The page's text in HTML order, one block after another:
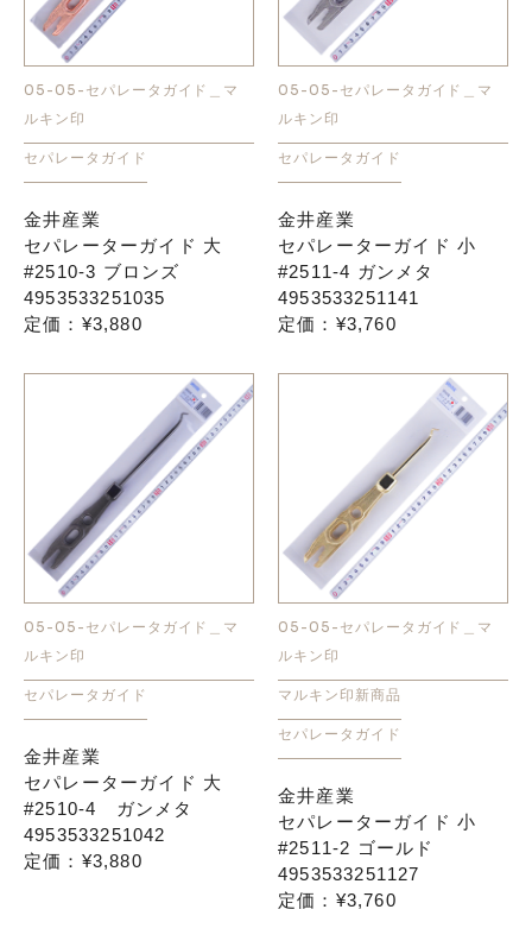
05-05-セパレータガイド＿マ
ルキン印
セパレータガイド
金井産業
セパレーターガイド 大
#2510-3 ブロンズ
4953533251035
定価：¥3,880
05-05-セパレータガイド＿マ
ルキン印
セパレータガイド
金井産業
セパレーターガイド 小
#2511-4 ガンメタ
4953533251141
定価：¥3,760
05-05-セパレータガイド＿マ
ルキン印
セパレータガイド
金井産業
セパレーターガイド 大
#2510-4 ガンメタ
4953533251042
定価：¥3,880
05-05-セパレータガイド＿マ
ルキン印
マルキン印新商品
セパレータガイド
金井産業
セパレーターガイド 小
#2511-2 ゴールド
4953533251127
定価：¥3,760